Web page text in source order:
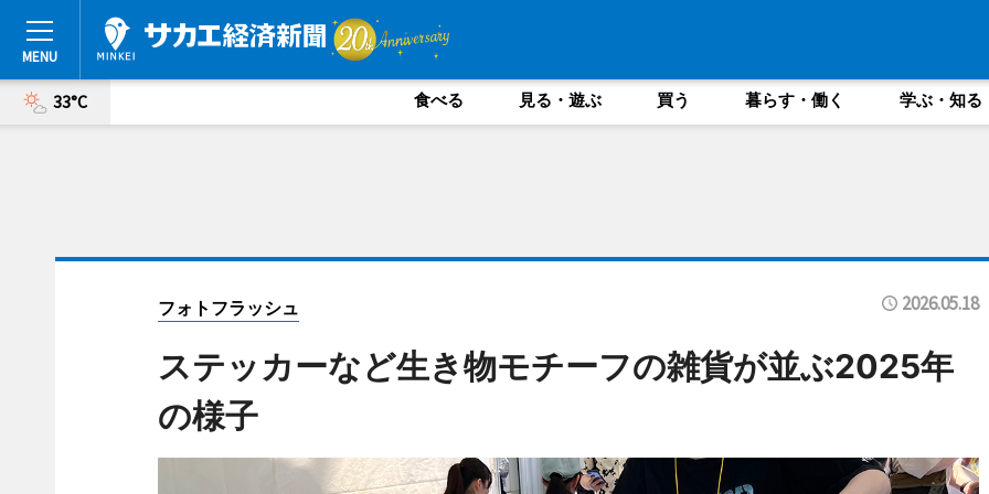
33°C 食べる 見る・遊ぶ 買う 暮らす・働く 学ぶ・知る
フォトフラッシュ 2026.05.18
ステッカーなど生き物モチーフの雑貨が並ぶ2025年
の様子